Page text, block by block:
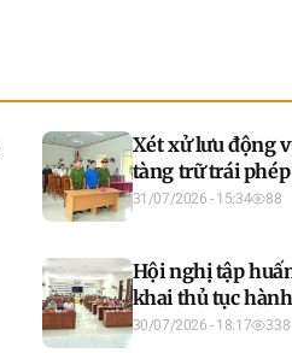
Xét xử lưu động
tàng trữ trái
ma túy tại thôn 6,
31/07/2026 - 15:34 88
Hội nghị tập
khai thủ tục hành
của Đảng trên môi
30/07/2026 - 18:17 338